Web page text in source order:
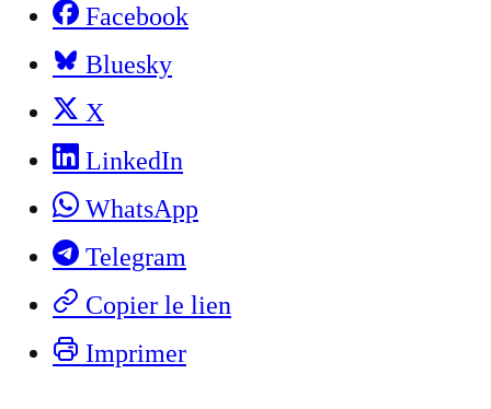
Facebook
Bluesky
X
LinkedIn
WhatsApp
Telegram
Copier le lien
Imprimer